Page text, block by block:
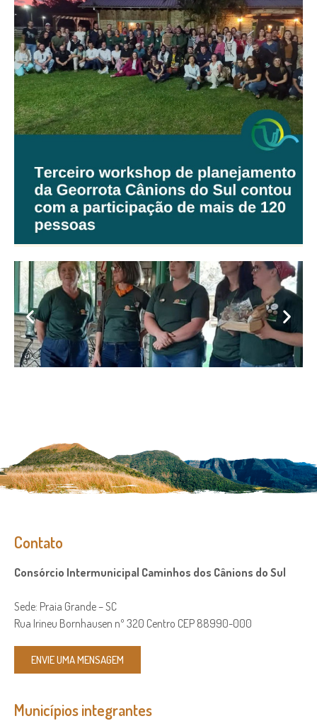
Contato
Consórcio Intermunicipal Caminhos dos Cânions do Sul
Sede: Praia Grande – SC
Rua Irineu Bornhausen nº 320 Centro CEP 88990-000
ENVIE UMA MENSAGEM
Municípios integrantes